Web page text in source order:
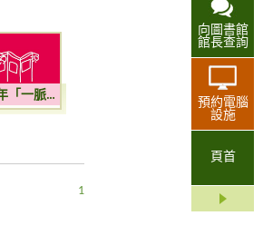
向圖書館
館長查詢
預約電腦
設施
頁首
東江水供港60周年「一脈相連 飲水思源」巡迴展覽
1